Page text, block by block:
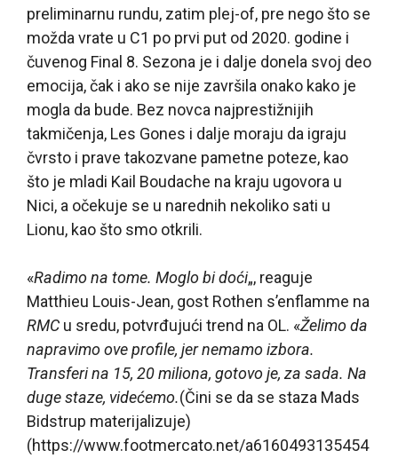
preliminarnu rundu, zatim plej-of, pre nego što se
možda vrate u C1 po prvi put od 2020. godine i
čuvenog Final 8. Sezona je i dalje donela svoj deo
emocija, čak i ako se nije završila onako kako je
mogla da bude. Bez novca najprestižnijih
takmičenja, Les Gones i dalje moraju da igraju
čvrsto i prave takozvane pametne poteze, kao
što je mladi Kail Boudache na kraju ugovora u
Nici, a očekuje se u narednih nekoliko sati u
Lionu, kao što smo otkrili.
«Radimo na tome. Moglo bi doći„, reaguje
Matthieu Louis-Jean, gost Rothen s’enflamme na
RMC u sredu, potvrđujući trend na OL. «Želimo da
napravimo ove profile, jer nemamo izbora.
Transferi na 15, 20 miliona, gotovo je, za sada. Na
duge staze, videćemo.(Čini se da se staza Mads
Bidstrup materijalizuje)
(https://www.footmercato.net/a6160493135454